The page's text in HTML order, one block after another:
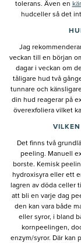
tolerans. Även en
hudceller så det
Jag
veckan till en början
dagar i veckan om
tåligare hud två
tunnare och
din hud reagerar på
överexfoliera vilket
Det finns två
peeling. Manuell
borste. Kemisk
hydroxisyra eller ett
lagren av döda celler
att bli en varje dag
den kan vara både
eller syror, i bland
kornpeelingen,
enzym/syror. Där kan